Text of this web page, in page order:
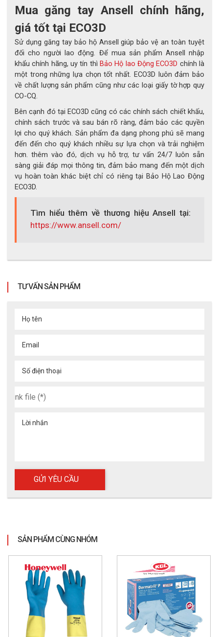
Ansell TouchNTuff 92-670
92-670
Găng tay Nitrile dùng một lần Ansell
TouchNTuff 92-600
📦 Đặt Mua Ngay Hôm Nay – Giao Hàng Tận Nơi
📞 Liên hệ ngay với ECO3D để được tư vấn và cung cấp
giải pháp bảo hộ chịu nhiệt phù hợp với ngành nghề của
Là đơn vị cung cấpthiết bị bảo hộ lao động chính hãng
ECO3D cam kết mang đến những sản phẩm chất lượng cao với
Mua găng tay Ansell chính hãng,
giá tốt tại ECO3D
Sử dụng găng tay bảo hộ Ansell giúp bảo vệ an toàn tuyệt
đối cho người lao động. Để mua sản phẩm Ansell nhập
khẩu chính hãng, uy tín thì Bảo Hộ lao Động ECO3D chính là
một trong những lựa chọn tốt nhất. ECO3D luôn đảm bảo
về chất lượng sản phẩm cũng như các loại giấy tờ hợp quy
CO-CQ.
Bên cạnh đó tại ECO3D cũng có các chính sách chiết khấu,
chính sách trước và sau bán rõ ràng, đảm bảo các quyền
lợi cho quý khách. Sản phẩm đa dạng phong phú sẽ mang
đến đến cho quý khách nhiều sự lựa chọn và trải nghiệm
hơn. thêm vào đó, dịch vụ hỗ trợ, tư vấn 24/7 luôn sẵn
sàng giải đáp mọi thông tin, đảm bảo mang đến một dịch
vụ hoàn toàn khác biệt chỉ có riêng tại Bảo Hộ Lao Động
ECO3D.
Tìm hiểu thêm về thương hiệu Ansell tại:
https://www.ansell.com/
TƯ VẤN SẢN PHẨM
Họ tên
Email
Số điện thoại
Lời nhắn
SẢN PHẨM CÙNG NHÓM